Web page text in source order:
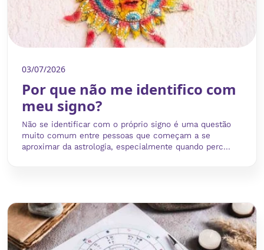
03/07/2026
Por que não me identifico com
meu signo?
Não se identificar com o próprio signo é uma questão
muito comum entre pessoas que começam a se
aproximar da astrologia, especialmente quando perc...